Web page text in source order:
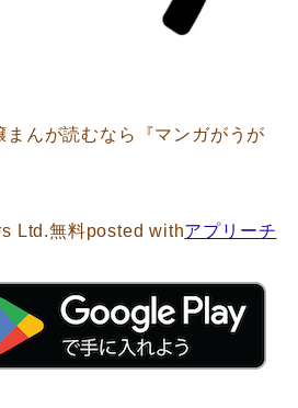
んが読むなら『マンガがうが
Ltd.無料posted withアプリーチ